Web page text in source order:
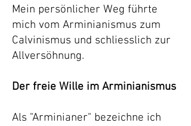
Mein persönlicher Weg führte
mich vom Arminianismus zum
Calvinismus und schliesslich zur
Allversöhnung.
Der freie Wille im Arminianismus
Als "Arminianer" bezeichne ich